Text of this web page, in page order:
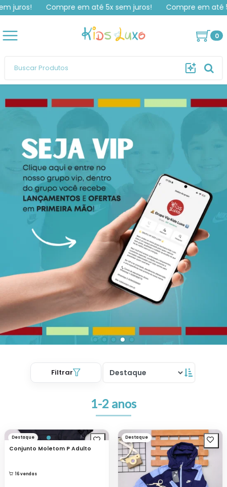
Compre em até 5x sem juros! Compre em até 5x
0
Filtrar
1-2 anos
Destaque
Conjunto Moletom P Adulto
16 vendas
Destaque
RobsoncomprouCrocs Baby - Mickey